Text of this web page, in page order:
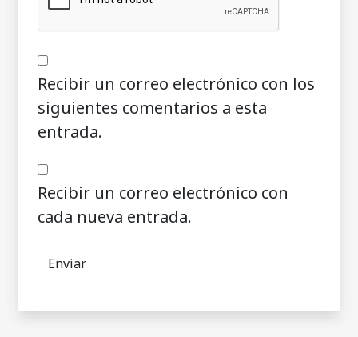
Recibir un correo electrónico con los
siguientes comentarios a esta
entrada.
Recibir un correo electrónico con
cada nueva entrada.